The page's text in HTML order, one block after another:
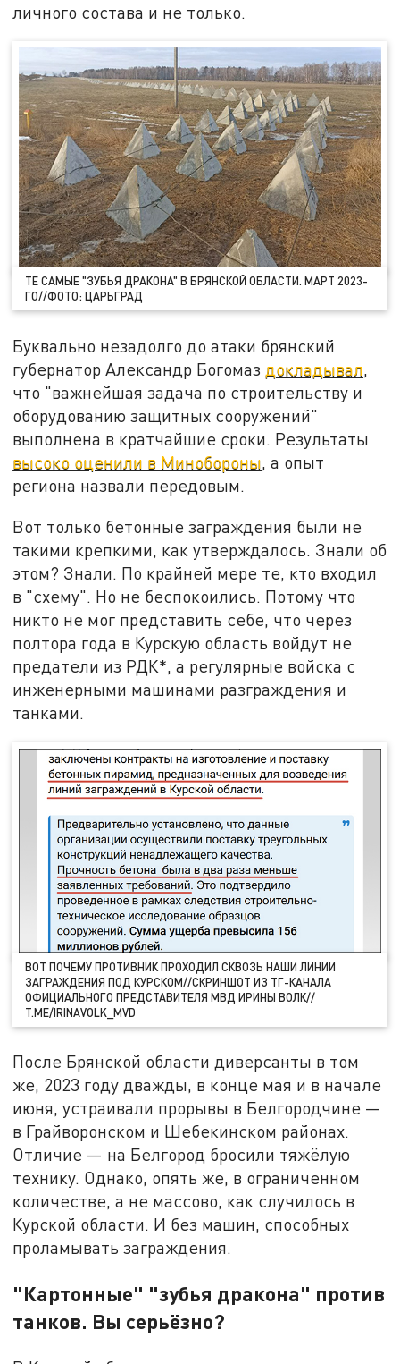
личного состава и не только.
ТЕ САМЫЕ "ЗУБЬЯ ДРАКОНА" В БРЯНСКОЙ ОБЛАСТИ. МАРТ 2023-
ГО//ФОТО: ЦАРЬГРАД
Буквально незадолго до атаки брянский
губернатор Александр Богомаз докладывал,
что "важнейшая задача по строительству и
оборудованию защитных сооружений"
выполнена в кратчайшие сроки. Результаты
высоко оценили в Минобороны, а опыт
региона назвали передовым.
Вот только бетонные заграждения были не
такими крепкими, как утверждалось. Знали об
этом? Знали. По крайней мере те, кто входил
в "схему". Но не беспокоились. Потому что
никто не мог представить себе, что через
полтора года в Курскую область войдут не
предатели из РДК*, а регулярные войска с
инженерными машинами разграждения и
танками.
ВОТ ПОЧЕМУ ПРОТИВНИК ПРОХОДИЛ СКВОЗЬ НАШИ ЛИНИИ
ЗАГРАЖДЕНИЯ ПОД КУРСКОМ//СКРИНШОТ ИЗ ТГ-КАНАЛА
ОФИЦИАЛЬНОГО ПРЕДСТАВИТЕЛЯ МВД ИРИНЫ ВОЛК//
T.ME/IRINAVOLK_MVD
После Брянской области диверсанты в том
же, 2023 году дважды, в конце мая и в начале
июня, устраивали прорывы в Белгородчине —
в Грайворонском и Шебекинском районах.
Отличие — на Белгород бросили тяжёлую
технику. Однако, опять же, в ограниченном
количестве, а не массово, как случилось в
Курской области. И без машин, способных
проламывать заграждения.
"Картонные" "зубья дракона" против
танков. Вы серьёзно?